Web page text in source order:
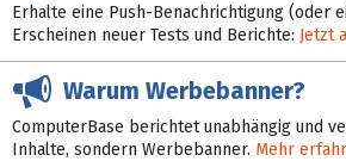
Erhalte eine Push-Benachrichtigung (oder
Erscheinen neuer Tests und Berichte: Jetzt
Warum Werbebanner?
ComputerBase berichtet unabhängig und
Inhalte, sondern Werbebanner. Mehr